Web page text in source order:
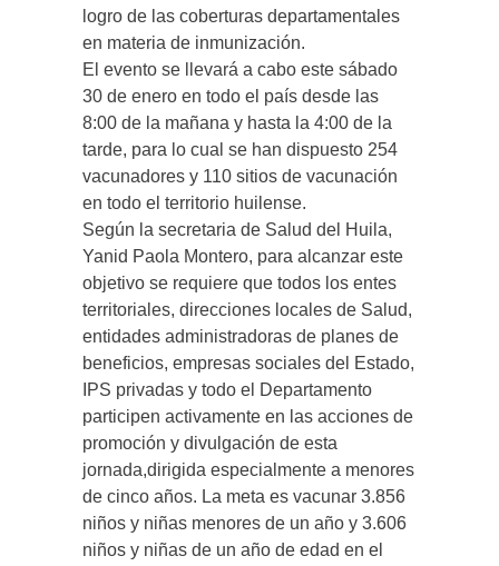
logro de las coberturas departamentales
en materia de inmunización.
El evento se llevará a cabo este sábado
30 de enero en todo el país desde las
8:00 de la mañana y hasta la 4:00 de la
tarde, para lo cual se han dispuesto 254
vacunadores y 110 sitios de vacunación
en todo el territorio huilense.
Según la secretaria de Salud del Huila,
Yanid Paola Montero, para alcanzar este
objetivo se requiere que todos los entes
territoriales, direcciones locales de Salud,
entidades administradoras de planes de
beneficios, empresas sociales del Estado,
IPS privadas y todo el Departamento
participen activamente en las acciones de
promoción y divulgación de esta
jornada,dirigida especialmente a menores
de cinco años. La meta es vacunar 3.856
niños y niñas menores de un año y 3.606
niños y niñas de un año de edad en el